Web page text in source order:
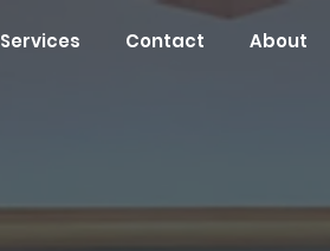
Services Contact About